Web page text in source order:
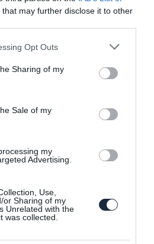
that may further disclose it to other
app uses one or more Google
behaviour. You may click to
and its third-party tags to
purposes in below Google
Opt Outs
Sharing of my
Sale of my
my
Advertising.
Use,
or Sharing of my
Unrelated with the
was collected.
a minden
Hyundai Tucson